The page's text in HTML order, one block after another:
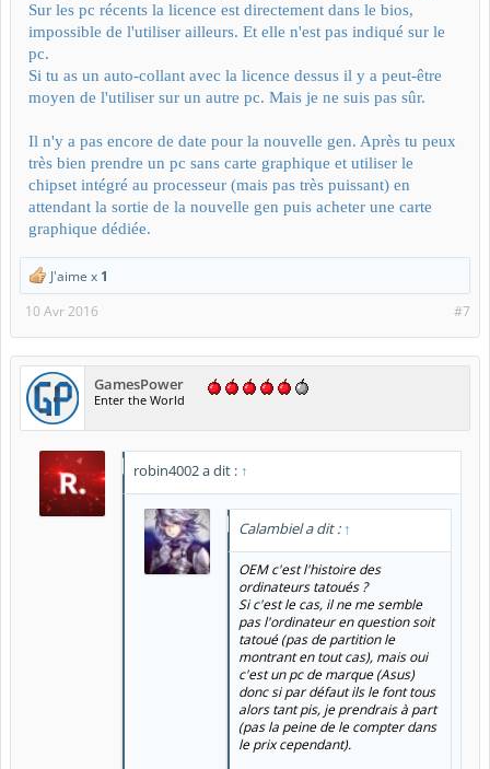
Sur les pc récents la licence est directement dans le bios,
impossible de l'utiliser ailleurs. Et elle n'est pas indiqué sur le
pc.
Si tu as un auto-collant avec la licence dessus il y a peut-être
moyen de l'utiliser sur un autre pc. Mais je ne suis pas sûr.
Il n'y a pas encore de date pour la nouvelle gen. Après tu peux
très bien prendre un pc sans carte graphique et utiliser le
chipset intégré au processeur (mais pas très puissant) en
attendant la sortie de la nouvelle gen puis acheter une carte
graphique dédiée.
J'aime x 1
#7
10 Avr 2016
GamesPower
Enter the World
robin4002 a dit : ↑
Calambiel a dit : ↑
OEM c'est l'histoire des
ordinateurs tatoués ?
Si c'est le cas, il ne me semble
pas l'ordinateur en question soit
tatoué (pas de partition le
montrant en tout cas), mais oui
c'est un pc de marque (Asus)
donc si par défaut ils le font tous
alors tant pis, je prendrais à part
(pas la peine de le compter dans
le prix cependant).